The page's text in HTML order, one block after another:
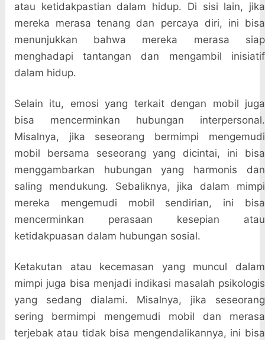
atau ketidakpastian dalam hidup. Di sisi lain, jika
mereka merasa tenang dan percaya diri, ini bisa
menunjukkan bahwa mereka merasa siap
menghadapi tantangan dan mengambil inisiatif
dalam hidup.
Selain itu, emosi yang terkait dengan mobil juga
bisa mencerminkan hubungan interpersonal.
Misalnya, jika seseorang bermimpi mengemudi
mobil bersama seseorang yang dicintai, ini bisa
menggambarkan hubungan yang harmonis dan
saling mendukung. Sebaliknya, jika dalam mimpi
mereka mengemudi mobil sendirian, ini bisa
mencerminkan perasaan kesepian atau
ketidakpuasan dalam hubungan sosial.
Ketakutan atau kecemasan yang muncul dalam
mimpi juga bisa menjadi indikasi masalah psikologis
yang sedang dialami. Misalnya, jika seseorang
sering bermimpi mengemudi mobil dan merasa
terjebak atau tidak bisa mengendalikannya, ini bisa